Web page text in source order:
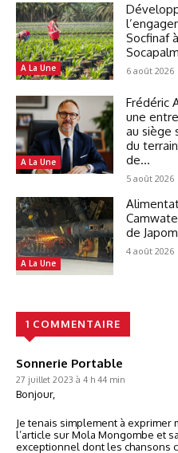
A La Une
Socfinaf
Socapalm
6 août 2026
A La Une
Frédéric
une
au siège
du
de...
5 août 2026
A La Une
de
4 août 2026
1 COMMENTAIRE
Sonnerie Portable
27 juillet 2023 à 4 h 44 min
Bonjour,
Je tenais simplement à
l’article sur Mola Mongombe et
exceptionnel dont les chansons